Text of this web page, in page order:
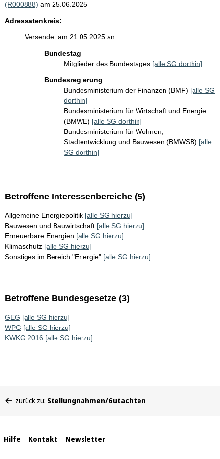
(R000888) am 25.06.2025
Adressatenkreis:
Versendet am 21.05.2025 an:
Bundestag
Mitglieder des Bundestages [alle SG dorthin]
Bundesregierung
Bundesministerium der Finanzen (BMF) [alle SG
dorthin]
Bundesministerium für Wirtschaft und Energie
(BMWE) [alle SG dorthin]
Bundesministerium für Wohnen,
Stadtentwicklung und Bauwesen (BMWSB) [alle
SG dorthin]
Betroffene Interessenbereiche (5)
Allgemeine Energiepolitik [alle SG hierzu]
Bauwesen und Bauwirtschaft [alle SG hierzu]
Erneuerbare Energien [alle SG hierzu]
Klimaschutz [alle SG hierzu]
Sonstiges im Bereich "Energie" [alle SG hierzu]
Betroffene Bundesgesetze (3)
GEG [alle SG hierzu]
WPG [alle SG hierzu]
KWKG 2016 [alle SG hierzu]
befinden
zurück zu: Stellungnahmen/Gutachten
Interne
Hilfe Kontakt Newsletter